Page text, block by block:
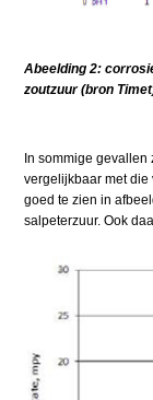
Abeelding 2:
zoutzuur (bron
In sommige
vergelijkbaar met die
goed te zien in
salpeterzuur. Ook